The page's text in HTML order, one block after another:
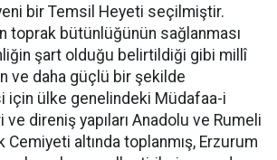
yeni bir Temsil Heyeti seçilmiştir.
toprak bütünlüğünün sağlanması
şart olduğu belirtildiği gibi millî
ve daha güçlü bir şekilde
için ülke genelindeki Müdafaa-i
direniş yapıları Anadolu ve Rumeli
altında toplanmış, Erzurum